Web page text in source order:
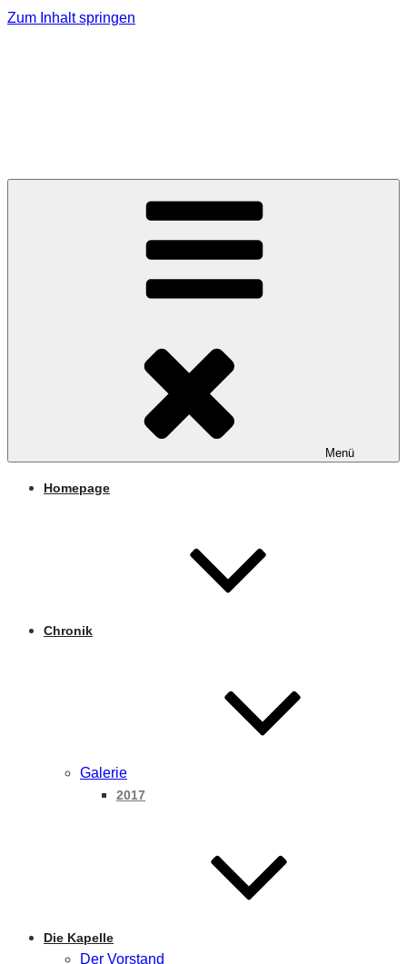
Zum Inhalt springen
Menü
Homepage
Chronik
Galerie
2017
Die Kapelle
Der Vorstand